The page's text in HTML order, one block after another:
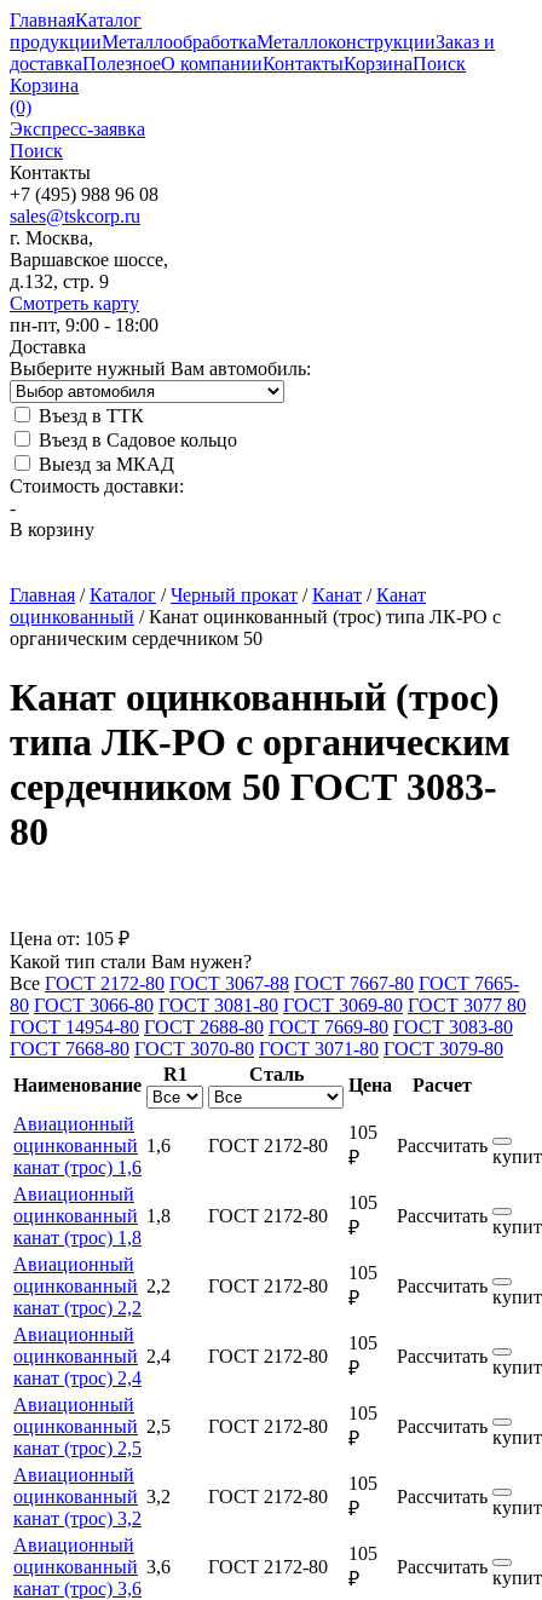
ГлавнаяКаталог
продукцииМеталлообработкаМеталлоконструкцииЗаказ и
доставкаПолезноеО компанииКонтактыКорзинаПоиск
Корзина
(0)
Экспресс-заявка
Поиск
Контакты
+7 (495) 988 96 08
sales@tskcorp.ru
г. Москва,
Варшавское шоссе,
д.132, стр. 9
Смотреть карту
пн-пт, 9:00 - 18:00
Доставка
Выберите нужный Вам автомобиль:
Въезд в ТТК
Въезд в Садовое кольцо
Выезд за МКАД
Стоимость доставки:
-
В корзину
Главная /Каталог /Черный прокат /Канат /Канат
оцинкованный /Канат оцинкованный (трос) типа ЛК-РО с
органическим сердечником 50
Канат оцинкованный (трос)
типа ЛК-РО с органическим
сердечником 50 ГОСТ 3083-
80
Цена от: 105 ₽
Какой тип стали Вам нужен?
Все ГОСТ 2172-80 ГОСТ 3067-88 ГОСТ 7667-80 ГОСТ 7665-
80 ГОСТ 3066-80 ГОСТ 3081-80 ГОСТ 3069-80 ГОСТ 3077 80
ГОСТ 14954-80 ГОСТ 2688-80 ГОСТ 7669-80 ГОСТ 3083-80
ГОСТ 7668-80 ГОСТ 3070-80 ГОСТ 3071-80 ГОСТ 3079-80
Наименование
R1 Сталь
Цена
Расчет
Авиационный
оцинкованный
канат (трос) 1,6
1,6 ГОСТ 2172-80
105
₽
Рассчитать
Авиационный
оцинкованный
канат (трос) 1,8
1,8 ГОСТ 2172-80
105
₽
Рассчитать
Авиационный
оцинкованный
канат (трос) 2,2
2,2 ГОСТ 2172-80
105
₽
Рассчитать
Авиационный
оцинкованный
канат (трос) 2,4
2,4 ГОСТ 2172-80
105
₽
Рассчитать
Авиационный
оцинкованный
канат (трос) 2,5
2,5 ГОСТ 2172-80
105
₽
Рассчитать
Авиационный
оцинкованный
канат (трос) 3,2
3,2 ГОСТ 2172-80
105
₽
Рассчитать
Авиационный
оцинкованный
канат (трос) 3,6
3,6 ГОСТ 2172-80
105
₽
Рассчитать